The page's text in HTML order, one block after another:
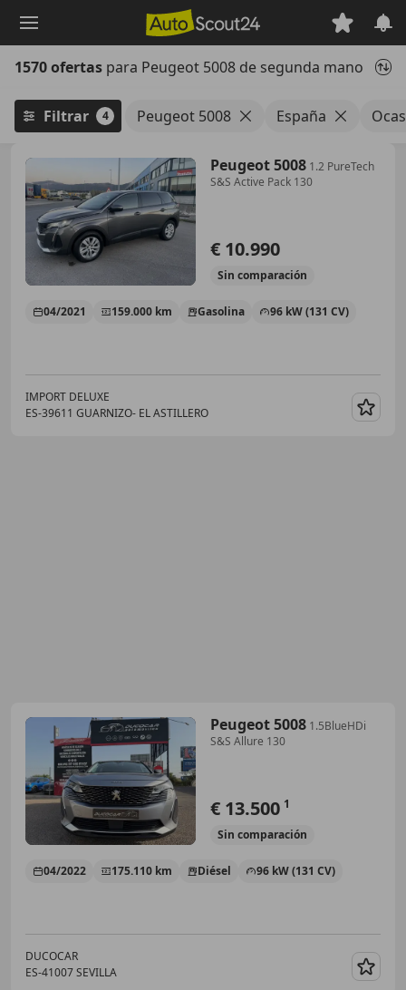
principal
1570 ofertas para Peugeot 5008 de segunda mano
Filtrar 4 Peugeot 5008 España
Peugeot 5008 1.2 PureTech
S&S Active Pack 130
€ 10.990
Sin comparación
04/2021 159.000 km Gasolina 96 kW (131 CV)
IMPORT DELUXE
ES-39611 GUARNIZO- EL ASTILLERO
Peugeot 5008 1.5BlueHDi
S&S Allure 130
€ 13.500 1
Sin comparación
04/2022 175.110 km Diésel 96 kW (131 CV)
DUCOCAR
ES-41007 SEVILLA